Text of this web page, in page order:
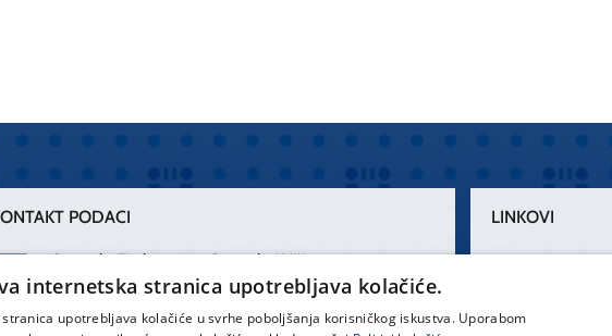
PODACI
Centrala Firule
021 556 111
Centrala Križine
021 557 111
LINKOVI
internetska stranica upotrebljava kolačiće.
upotrebljava kolačiće u svrhe poboljšanja korisničkog iskustva. Uporabom